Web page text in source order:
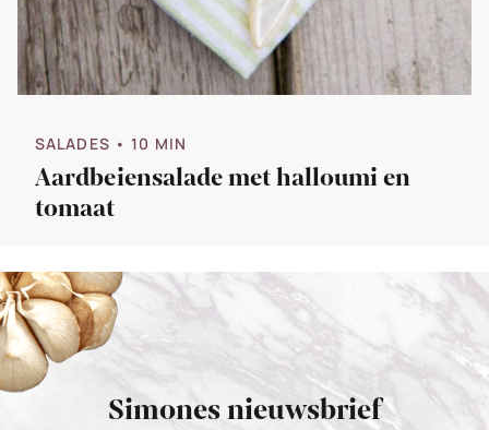
SALADES • 10 MIN
Aardbeiensalade met halloumi en
tomaat
Simones nieuwsbrief